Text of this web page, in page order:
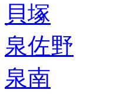
貝塚
泉佐野
泉南